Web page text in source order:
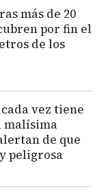
más de 20
por fin el
de los
vez tiene
malísima
de que
peligrosa